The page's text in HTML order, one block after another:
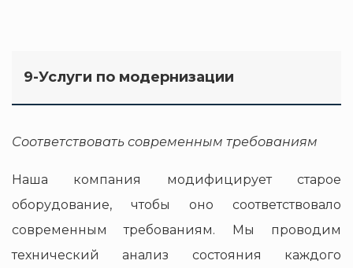
9-Услуги по модернизации
Соответствовать современным требованиям
Наша компания модифицирует старое
оборудование, чтобы оно соответствовало
современным требованиям. Мы проводим
технический анализ состояния каждого